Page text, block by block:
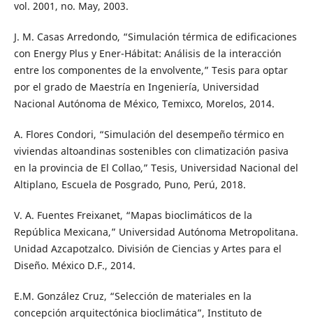
vol. 2001, no. May, 2003.
J. M. Casas Arredondo, “Simulación térmica de edificaciones
con Energy Plus y Ener-Hábitat: Análisis de la interacción
entre los componentes de la envolvente,” Tesis para optar
por el grado de Maestría en Ingeniería, Universidad
Nacional Autónoma de México, Temixco, Morelos, 2014.
A. Flores Condori, “Simulación del desempeño térmico en
viviendas altoandinas sostenibles con climatización pasiva
en la provincia de El Collao,” Tesis, Universidad Nacional del
Altiplano, Escuela de Posgrado, Puno, Perú, 2018.
V. A. Fuentes Freixanet, “Mapas bioclimáticos de la
República Mexicana,” Universidad Autónoma Metropolitana.
Unidad Azcapotzalco. División de Ciencias y Artes para el
Diseño. México D.F., 2014.
E.M. González Cruz, “Selección de materiales en la
concepción arquitectónica bioclimática”, Instituto de